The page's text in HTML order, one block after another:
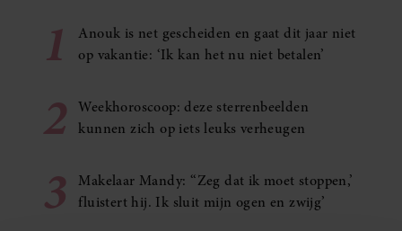
1
Anouk is net gescheiden en gaat dit jaar niet
op vakantie: ‘Ik kan het nu niet betalen’
2
Weekhoroscoop: deze sterrenbeelden
kunnen zich op iets leuks verheugen
3
Makelaar Mandy: ‘‘Zeg dat ik moet stoppen,’
fluistert hij. Ik sluit mijn ogen en zwijg’